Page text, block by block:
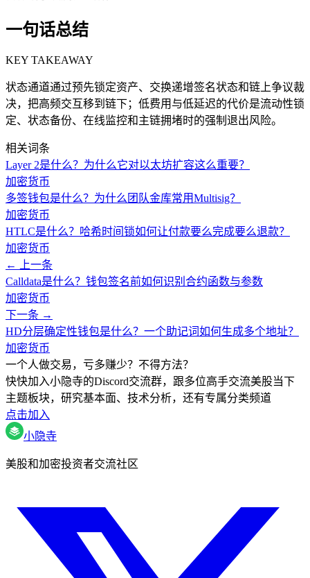
一句话总结
KEY TAKEAWAY
状态通道通过预先锁定资产、交换递增签名状态和链上争议裁
决，把高频交互移到链下；低费用与低延迟的代价是流动性锁
定、状态备份、在线监控和主链拥堵时的强制退出风险。
相关词条
Layer 2是什么？为什么它对以太坊扩容这么重要？
加密货币
多签钱包是什么？为什么团队金库常用Multisig？
加密货币
HTLC是什么？哈希时间锁如何让付款要么完成要么退款？
加密货币
← 上一条
Calldata是什么？钱包签名前如何识别合约函数与参数
加密货币
下一条 →
HD分层确定性钱包是什么？一个助记词如何生成多个地址？
加密货币
一个人做交易，亏多赚少？不得方法？
快快加入小隐寺的Discord交流群，跟多位高手交流美股当下
主题板块，研究基本面、技术分析，还有专属分类频道
点击加入
小隐寺
美股和加密投资者交流社区